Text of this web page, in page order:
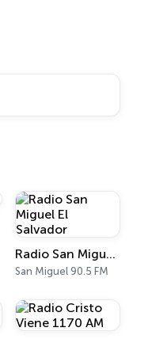
Radio San Miguel El Salvador
San Miguel 90.5 FM